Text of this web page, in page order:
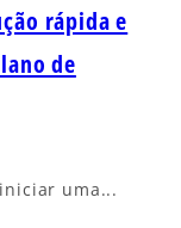
rápida e
de
uma...